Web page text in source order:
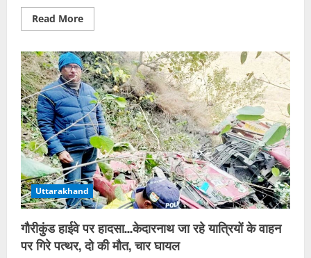
Read MoreRead
more
के
तुंरत
बाद
उठी
अर्थी…
ससुराल
पहुंचने
से
पहले
ही
दुल्हन
की
मौत
|
Uttarakhand
गौरीकुंड हाईवे पर हादसा…केदारनाथ जा रहे यात्रियों के वाहन
पर गिरे पत्थर, दो की मौत, चार घायल